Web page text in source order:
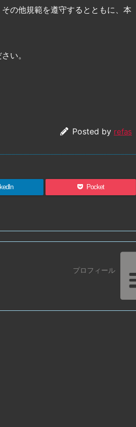
の他規範を遵守するとともに、本
い。
Posted by refas
Pocket
プロフィール